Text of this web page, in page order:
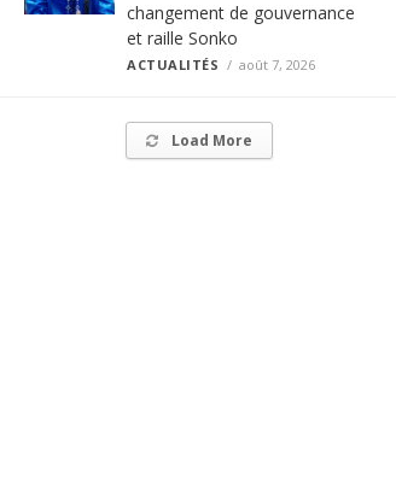
changement de gouvernance
et raille Sonko
ACTUALITÉS août 7, 2026
Load More